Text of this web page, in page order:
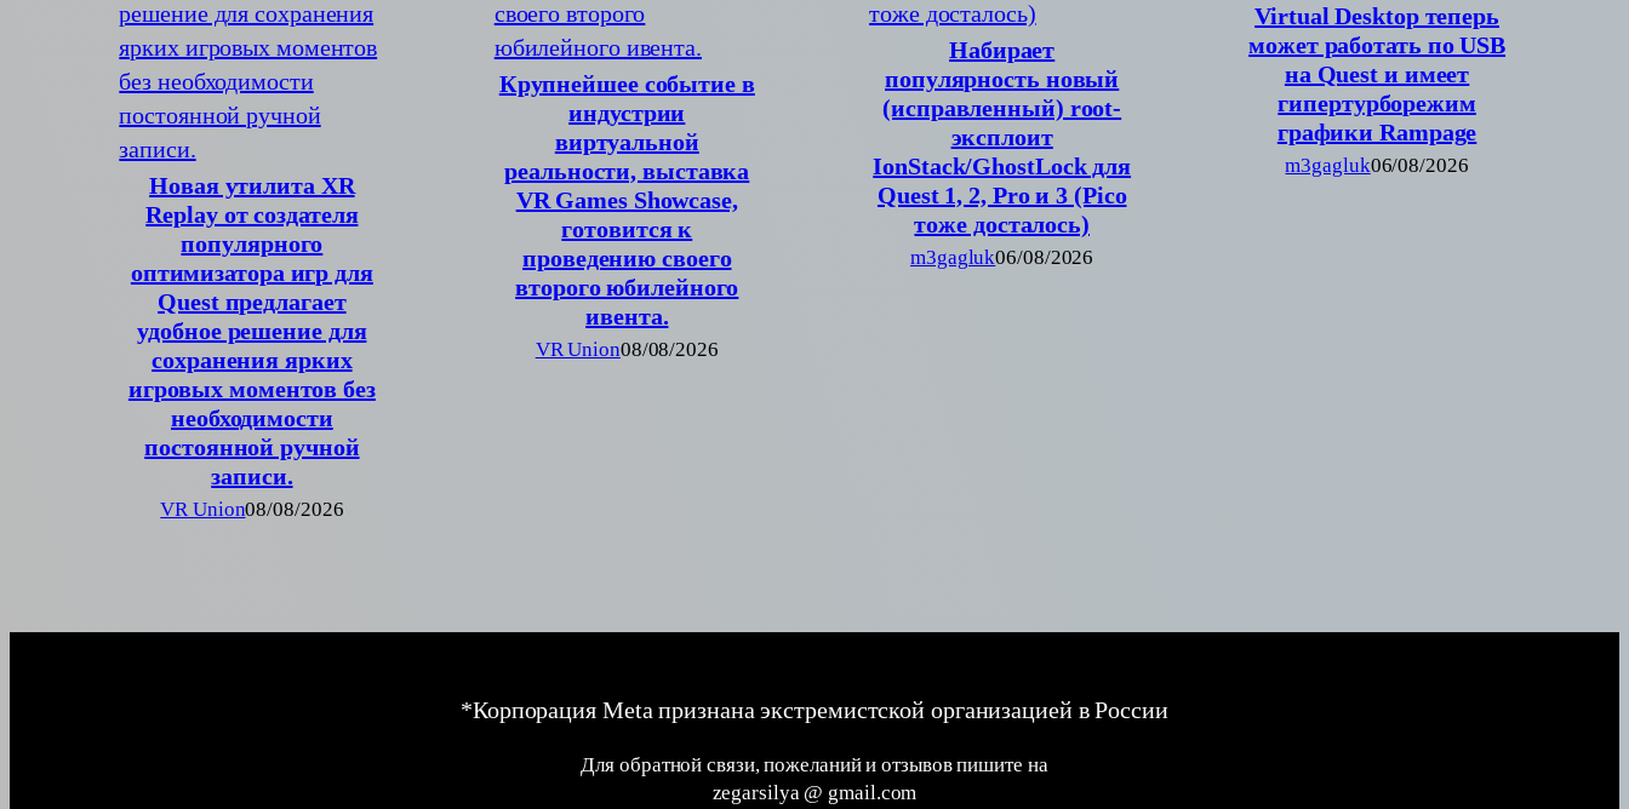
Новая утилита XR
Replay от создателя
популярного
оптимизатора игр для
Quest предлагает
удобное решение для
сохранения ярких
игровых моментов без
необходимости
постоянной ручной
записи.
VR Union08/08/2026
Крупнейшее событие в
индустрии
виртуальной
реальности, выставка
VR Games Showcase,
готовится к
проведению своего
второго юбилейного
ивента.
VR Union08/08/2026
Набирает
популярность новый
(исправленный) root-
эксплоит
IonStack/GhostLock для
Quest 1, 2, Pro и 3 (Pico
тоже досталось)
m3gagluk06/08/2026
Virtual Desktop теперь
может работать по USB
на Quest и имеет
гипертурборежим
графики Rampage
m3gagluk06/08/2026
*Корпорация Meta признана экстремистской организацией в России
Для обратной связи, пожеланий и отзывов пишите на
zegarsilya @ gmail.com